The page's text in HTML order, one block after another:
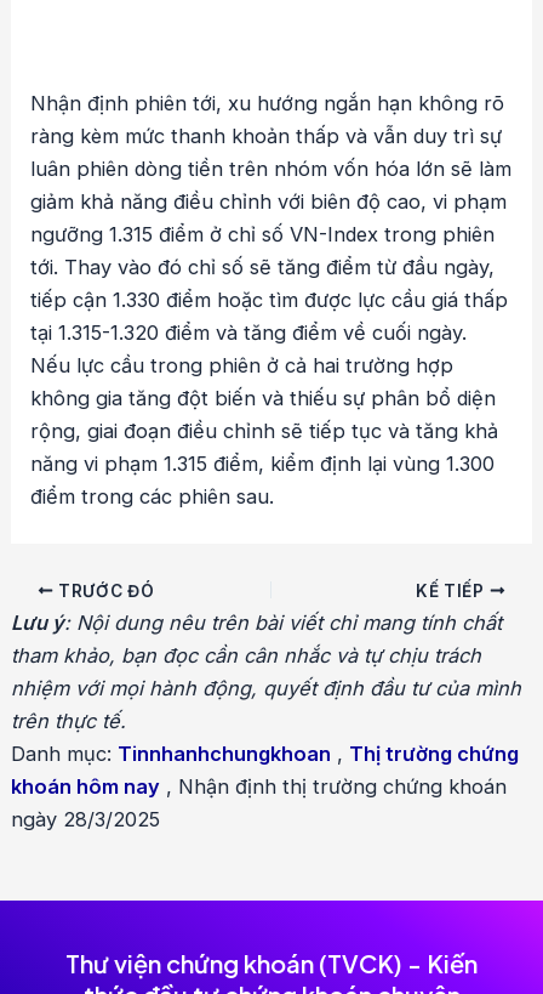
Nhận định phiên tới, xu hướng ngắn hạn không rõ
ràng kèm mức thanh khoản thấp và vẫn duy trì sự
luân phiên dòng tiền trên nhóm vốn hóa lớn sẽ làm
giảm khả năng điều chỉnh với biên độ cao, vi phạm
ngưỡng 1.315 điểm ở chỉ số VN-Index trong phiên
tới. Thay vào đó chỉ số sẽ tăng điểm từ đầu ngày,
tiếp cận 1.330 điểm hoặc tìm được lực cầu giá thấp
tại 1.315-1.320 điểm và tăng điểm về cuối ngày.
Nếu lực cầu trong phiên ở cả hai trường hợp
không gia tăng đột biến và thiếu sự phân bổ diện
rộng, giai đoạn điều chỉnh sẽ tiếp tục và tăng khả
năng vi phạm 1.315 điểm, kiểm định lại vùng 1.300
điểm trong các phiên sau.
Điều
hướng
bài
viết
TRƯỚC ĐÓ KẾ TIẾP
Lưu ý: Nội dung nêu trên bài viết chỉ mang tính chất
tham khảo, bạn đọc cần cân nhắc và tự chịu trách
nhiệm với mọi hành động, quyết định đầu tư của mình
trên thực tế.
Danh mục: Tinnhanhchungkhoan , Thị trường chứng
khoán hôm nay, Nhận định thị trường chứng khoán
ngày 28/3/2025
Thư viện chứng khoán (TVCK) - Kiến